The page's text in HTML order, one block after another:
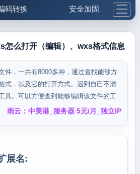
码转换 安全加固
活便民 更多工具
支付宝大红包
怎么打开（编辑）、wxs格式信息
件，一共有8000多种，通过查找能够方
式，以及它的打开方式。遇到自己不清
具。可以方便查到能够编辑该文件的工
雨云：中美港_服务器 5元/月_独立IP
展名: